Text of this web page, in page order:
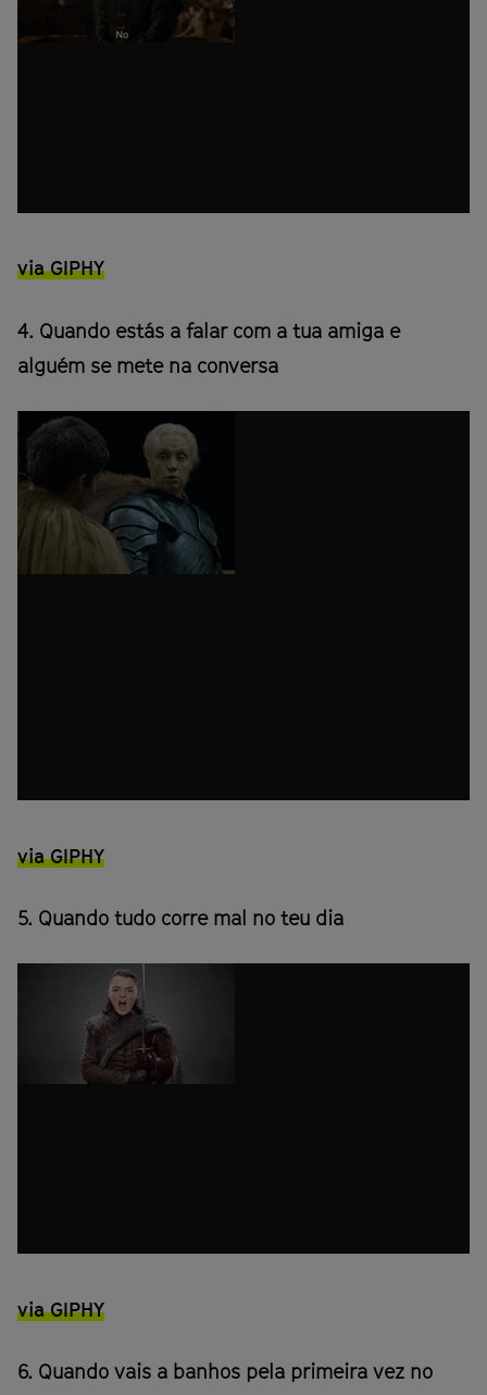
via GIPHY
4. Quando estás a falar com a tua amiga e
alguém se mete na conversa
via GIPHY
5. Quando tudo corre mal no teu dia
via GIPHY
6. Quando vais a banhos pela primeira vez no